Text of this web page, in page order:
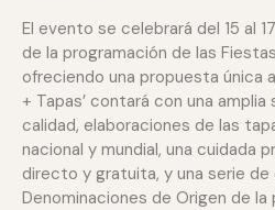
El evento se celebrará del 15 al
de la programación de las
ofreciendo una propuesta única
+ Tapas’ contará con una
calidad, elaboraciones de las
nacional y mundial, una cuidada
directo y gratuita, y una serie
Denominaciones de Origen de la